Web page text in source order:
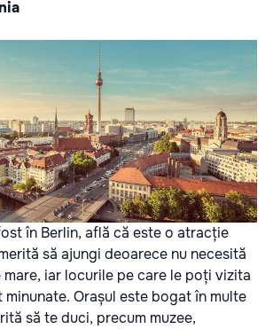
în Berlin, află că este o atracție
să ajungi deoarece nu necesită
iar locurile pe care le poți vizita
Orașul este bogat în multe
să te duci, precum muzee,